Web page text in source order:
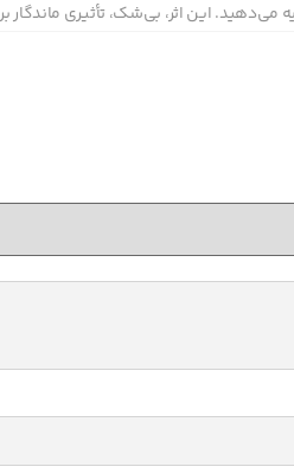
می‌دهید. این اثر، بی‌شک، تأثیری